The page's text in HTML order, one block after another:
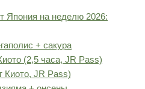
на неделю 2026:
+ сакура
(2,5 часа, JR Pass)
Киото, JR Pass)